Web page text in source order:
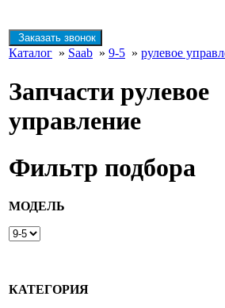
Заказать звонок
Каталог » Saab » 9-5 » рулевое
Запчасти рулевое
управление
Фильтр подбора
МОДЕЛЬ
КАТЕГОРИЯ